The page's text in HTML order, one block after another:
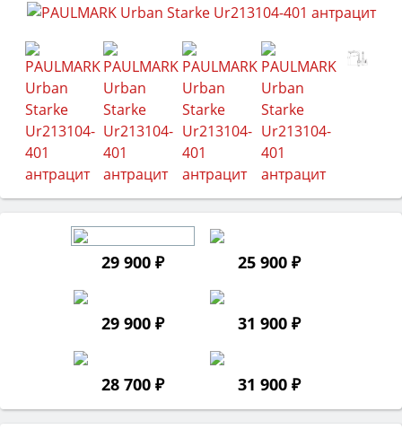
29 900 ₽ 25 900 ₽
29 900 ₽ 31 900 ₽
28 700 ₽ 31 900 ₽